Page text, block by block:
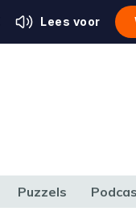
Lees voor
Puzzels